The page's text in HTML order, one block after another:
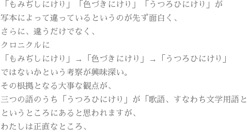
「もみぢしにけり」「色づきにけり」「うつろひにけり」が
写本によって違っているというのが先ず面白く、
さらに、違うだけでなく、
クロニクルに
「もみぢしにけり」→「色づきにけり」→「うつろひにけり」
ではないかという考察が興味深い。
その根拠となる大事な観点が、
三つの語のうち「うつろひにけり」が「歌語、すなわち文学用語
というところにあると思われますが、
わたしは正直なところ、